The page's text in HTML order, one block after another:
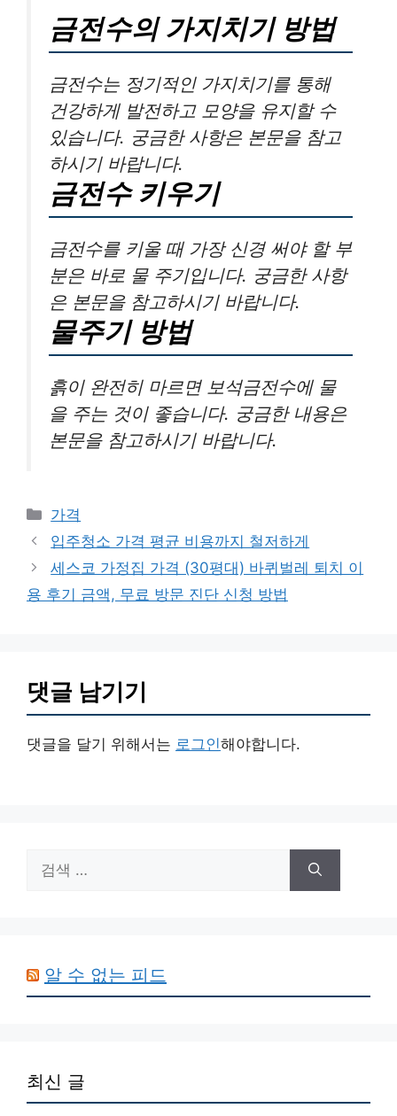
금전수의 가지치기 방법
금전수는 정기적인 가지치기를 통해
건강하게 발전하고 모양을 유지할 수
있습니다. 궁금한 사항은 본문을 참고
하시기 바랍니다.
금전수 키우기
금전수를 키울 때 가장 신경 써야 할 부
분은 바로 물 주기입니다. 궁금한 사항
은 본문을 참고하시기 바랍니다.
물주기 방법
흙이 완전히 마르면 보석금전수에 물
을 주는 것이 좋습니다. 궁금한 내용은
본문을 참고하시기 바랍니다.
카
테
리
가격
입주청소 가격 평균 비용까지 철저하게
세스코 가정집 가격 (30평대) 바퀴벌레 퇴치 이
용 후기 금액, 무료 방문 진단 신청 방법
댓글 남기기
댓글을 달기 위해서는 로그인해야합니다.
색:
알 수 없는 피드
최신 글